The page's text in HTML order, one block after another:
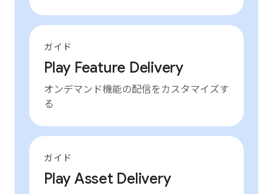
ガイド
Play Feature Delivery
オンデマンド機能の配信をカスタマイズす
る
ガイド
Play Asset Delivery